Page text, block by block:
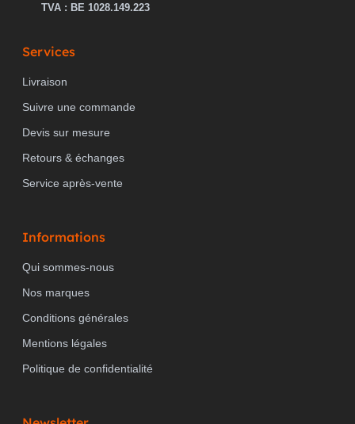
TVA : BE 1028.149.223
Services
Livraison
Suivre une commande
Devis sur mesure
Retours & échanges
Service après-vente
Informations
Qui sommes-nous
Nos marques
Conditions générales
Mentions légales
Politique de confidentialité